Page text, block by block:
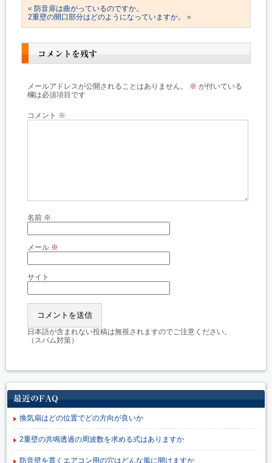
« 防音扉は曲がっているのですか。
2重壁の開口部分はどのようになっていますか。
»
コメントを残す
メールアドレスが公開されることはありません。 ※ が付いている
欄は必須項目です
コメント ※
名前 ※
メール ※
サイト
日本語が含まれない投稿は無視されますのでご注意ください。
（スパム対策）
最近のFAQ
換気扇はどの位置でどの方向が良いか
2重壁の共鳴透過の周波数を求める式はありますか
防音壁を貫くエアコン用の穴はどんな風に開けますか